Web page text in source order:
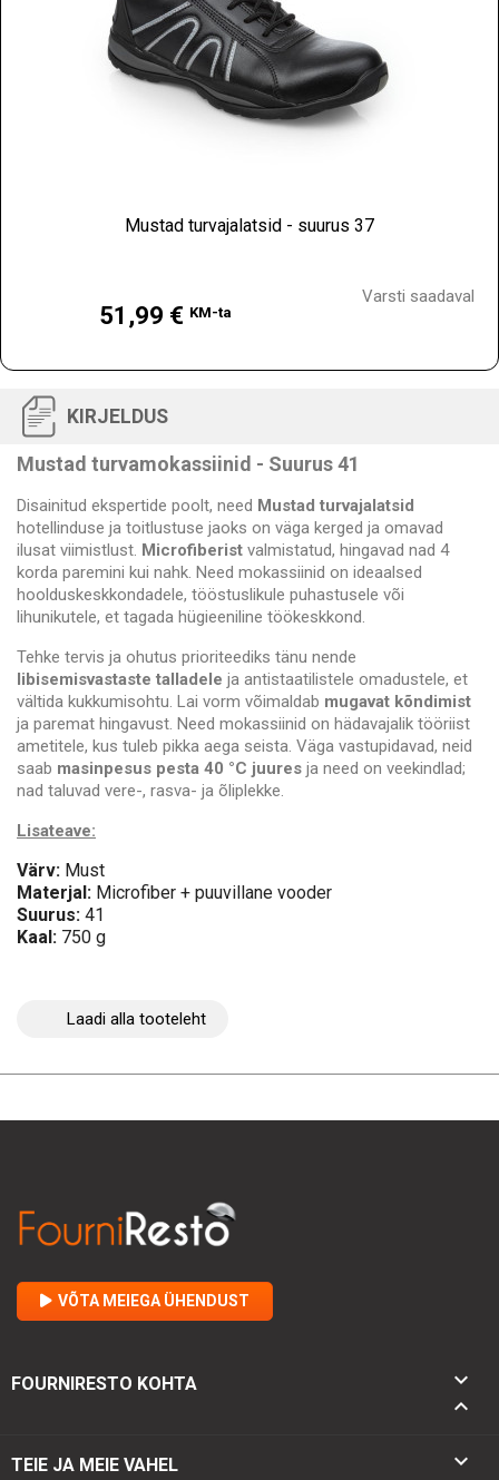
Mustad turvajalatsid - suurus 37
51,99 € KM-ta
Varsti saadaval
KIRJELDUS
Mustad turvamokassiinid - Suurus 41
Disainitud ekspertide poolt, need Mustad turvajalatsid
hotellinduse ja toitlustuse jaoks on väga kerged ja omavad
ilusat viimistlust. Microfiberist valmistatud, hingavad nad 4
korda paremini kui nahk. Need mokassiinid on ideaalsed
hoolduskeskkondadele, tööstuslikule puhastusele või
lihunikutele, et tagada hügieeniline töökeskkond.
Tehke tervis ja ohutus prioriteediks tänu nende
libisemisvastaste talladele ja antistaatilistele omadustele, et
vältida kukkumisohtu. Lai vorm võimaldab mugavat kõndimist
ja paremat hingavust. Need mokassiinid on hädavajalik tööriist
ametitele, kus tuleb pikka aega seista. Väga vastupidavad, neid
saab masinpesus pesta 40 °C juures ja need on veekindlad;
nad taluvad vere-, rasva- ja õliplekke.
Lisateave:
Värv: Must
Materjal: Microfiber + puuvillane vooder
Suurus: 41
Kaal: 750 g
Laadi alla tooteleht
VÕTA MEIEGA ÜHENDUST
FOURNIRESTO KOHTA


TEIE JA MEIE VAHEL
